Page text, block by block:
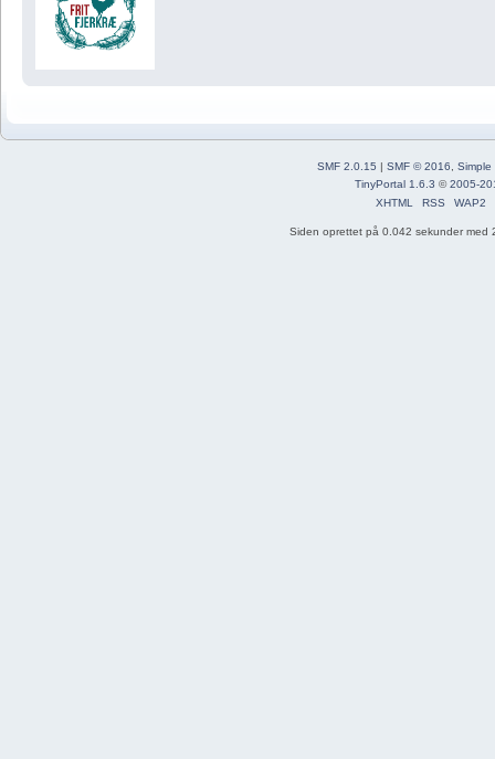
SMF 2.0.15 | SMF © 2016, Simple
TinyPortal 1.6.3 ©2005-
XHTML
RSS WAP2
Siden oprettet på 0.042 sekunder med